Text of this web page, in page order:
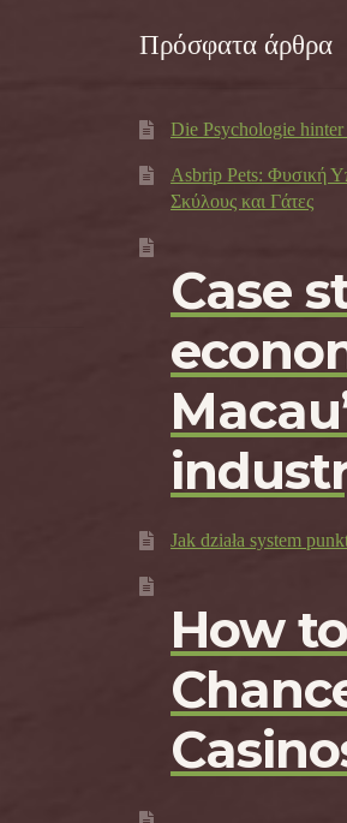
Πρόσφατα άρθρα
Die Psychologie
Asbrip Pets: Φυσική
Σκύλους και Γάτες
Case
Jak działa system
How